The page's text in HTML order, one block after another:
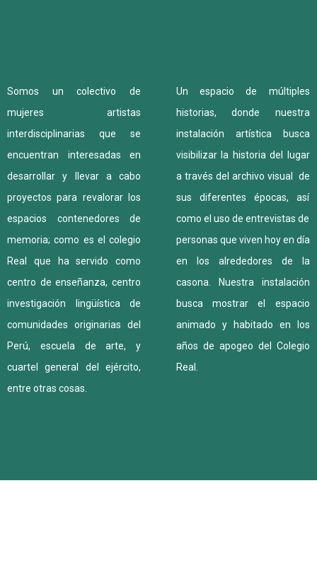
Somos un colectivo de
mujeres artistas
interdisciplinarias que se
encuentran interesadas en
desarrollar y llevar a cabo
proyectos para revalorar los
espacios contenedores de
memoria; como es el colegio
Real que ha servido como
centro de enseñanza, centro
investigación lingüística de
comunidades originarias del
Perú, escuela de arte, y
cuartel general del ejército,
entre otras cosas.
Un espacio de múltiples
historias, donde nuestra
instalación artística busca
visibilizar la historia del lugar
a través del archivo visual de
sus diferentes épocas, así
como el uso de entrevistas de
personas que viven hoy en día
en los alrededores de la
casona. Nuestra instalación
busca mostrar el espacio
animado y habitado en los
años de apogeo del Colegio
Real.